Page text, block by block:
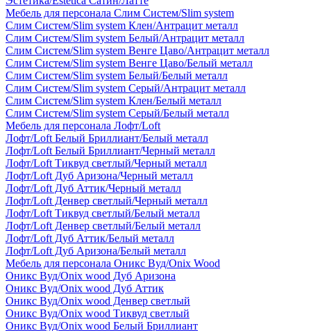
Мебель для персонала Слим Систем/Slim system
Слим Систем/Slim system Клен/Антрацит металл
Слим Систем/Slim system Белый/Антрацит металл
Слим Систем/Slim system Венге Цаво/Антрацит металл
Слим Систем/Slim system Венге Цаво/Белый металл
Слим Систем/Slim system Белый/Белый металл
Слим Систем/Slim system Серый/Антрацит металл
Слим Систем/Slim system Клен/Белый металл
Слим Систем/Slim system Серый/Белый металл
Мебель для персонала Лофт/Loft
Лофт/Loft Белый Бриллиант/Белый металл
Лофт/Loft Белый Бриллиант/Черный металл
Лофт/Loft Тиквуд светлый/Черный металл
Лофт/Loft Дуб Аризона/Черный металл
Лофт/Loft Дуб Аттик/Черный металл
Лофт/Loft Денвер светлый/Черный металл
Лофт/Loft Тиквуд светлый/Белый металл
Лофт/Loft Денвер светлый/Белый металл
Лофт/Loft Дуб Аттик/Белый металл
Лофт/Loft Дуб Аризона/Белый металл
Мебель для персонала Оникс Вуд/Onix Wood
Оникс Вуд/Onix wood Дуб Аризона
Оникс Вуд/Onix wood Дуб Аттик
Оникс Вуд/Onix wood Денвер светлый
Оникс Вуд/Onix wood Тиквуд светлый
Оникс Вуд/Onix wood Белый Бриллиант